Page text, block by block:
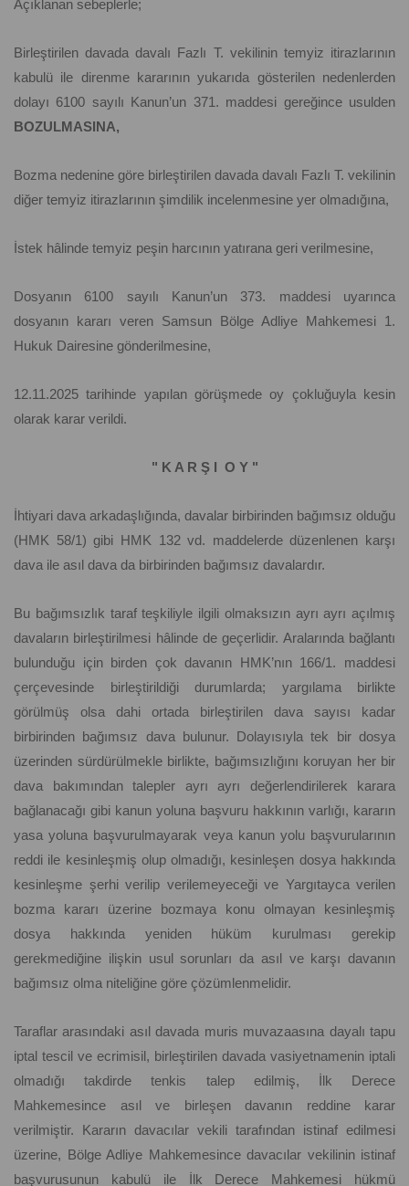
Açıklanan sebeplerle;
Birleştirilen davada davalı Fazlı T. vekilinin temyiz itirazlarının
kabulü ile direnme kararının yukarıda gösterilen nedenlerden
dolayı 6100 sayılı Kanun’un 371. maddesi gereğince usulden
BOZULMASINA,
Bozma nedenine göre birleştirilen davada davalı Fazlı T. vekilinin
diğer temyiz itirazlarının şimdilik incelenmesine yer olmadığına,
İstek hâlinde temyiz peşin harcının yatırana geri verilmesine,
Dosyanın 6100 sayılı Kanun’un 373. maddesi uyarınca
dosyanın kararı veren Samsun Bölge Adliye Mahkemesi 1.
Hukuk Dairesine gönderilmesine,
12.11.2025 tarihinde yapılan görüşmede oy çokluğuyla kesin
olarak karar verildi.
" K A R Ş I O Y "
İhtiyari dava arkadaşlığında, davalar birbirinden bağımsız olduğu
(HMK 58/1) gibi HMK 132 vd. maddelerde düzenlenen karşı
dava ile asıl dava da birbirinden bağımsız davalardır.
Bu bağımsızlık taraf teşkiliyle ilgili olmaksızın ayrı ayrı açılmış
davaların birleştirilmesi hâlinde de geçerlidir. Aralarında bağlantı
bulunduğu için birden çok davanın HMK’nın 166/1. maddesi
çerçevesinde birleştirildiği durumlarda; yargılama birlikte
görülmüş olsa dahi ortada birleştirilen dava sayısı kadar
birbirinden bağımsız dava bulunur. Dolayısıyla tek bir dosya
üzerinden sürdürülmekle birlikte, bağımsızlığını koruyan her bir
dava bakımından talepler ayrı ayrı değerlendirilerek karara
bağlanacağı gibi kanun yoluna başvuru hakkının varlığı, kararın
yasa yoluna başvurulmayarak veya kanun yolu başvurularının
reddi ile kesinleşmiş olup olmadığı, kesinleşen dosya hakkında
kesinleşme şerhi verilip verilemeyeceği ve Yargıtayca verilen
bozma kararı üzerine bozmaya konu olmayan kesinleşmiş
dosya hakkında yeniden hüküm kurulması gerekip
gerekmediğine ilişkin usul sorunları da asıl ve karşı davanın
bağımsız olma niteliğine göre çözümlenmelidir.
Taraflar arasındaki asıl davada muris muvazaasına dayalı tapu
iptal tescil ve ecrimisil, birleştirilen davada vasiyetnamenin iptali
olmadığı takdirde tenkis talep edilmiş, İlk Derece
Mahkemesince asıl ve birleşen davanın reddine karar
verilmiştir. Kararın davacılar vekili tarafından istinaf edilmesi
üzerine, Bölge Adliye Mahkemesince davacılar vekilinin istinaf
başvurusunun kabulü ile İlk Derece Mahkemesi hükmü